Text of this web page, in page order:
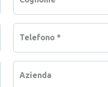
Telefono *
Azienda